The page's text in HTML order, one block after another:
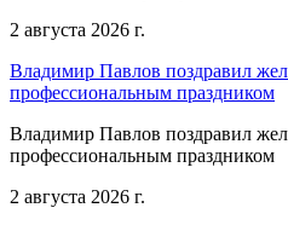
2 августа 2026 г.
Владимир Павлов поздравил
профессиональным праздником
Владимир Павлов поздравил
профессиональным праздником
2 августа 2026 г.